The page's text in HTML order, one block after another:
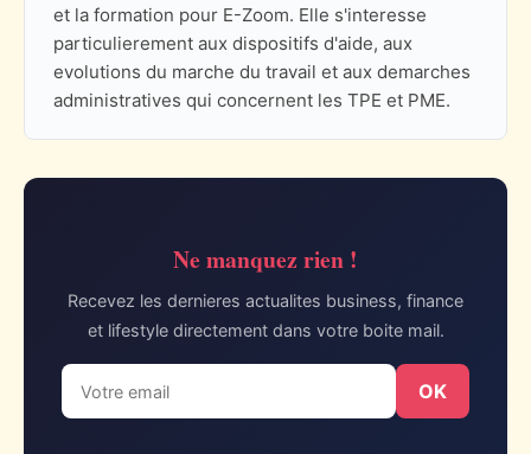
et la formation pour E-Zoom. Elle s'interesse
particulierement aux dispositifs d'aide, aux
evolutions du marche du travail et aux demarches
administratives qui concernent les TPE et PME.
Ne manquez rien !
Recevez les dernieres actualites business, finance
et lifestyle directement dans votre boite mail.
OK